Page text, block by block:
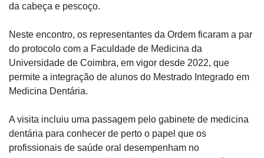
da cabeça e pescoço.
Neste encontro, os representantes da Ordem ficaram a par
do protocolo com a Faculdade de Medicina da
Universidade de Coimbra, em vigor desde 2022, que
permite a integração de alunos do Mestrado Integrado em
Medicina Dentária.
A visita incluiu uma passagem pelo gabinete de medicina
dentária para conhecer de perto o papel que os
profissionais de saúde oral desempenham no